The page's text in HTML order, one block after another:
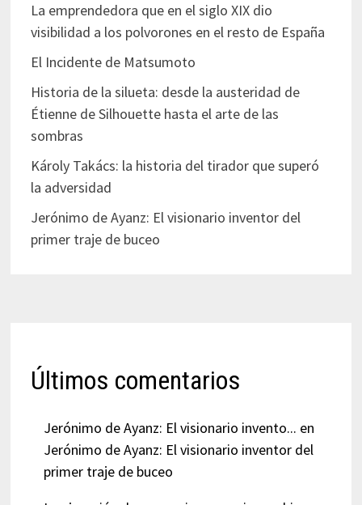
La emprendedora que en el siglo XIX dio
visibilidad a los polvorones en el resto de España
El Incidente de Matsumoto
Historia de la silueta: desde la austeridad de
Étienne de Silhouette hasta el arte de las
sombras
Károly Takács: la historia del tirador que superó
la adversidad
Jerónimo de Ayanz: El visionario inventor del
primer traje de buceo
Últimos comentarios
Jerónimo de Ayanz: El visionario invento... en
Jerónimo de Ayanz: El visionario inventor del
primer traje de buceo